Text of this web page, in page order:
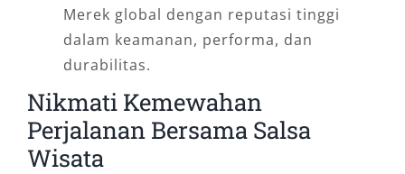
Merek global dengan reputasi tinggi
dalam keamanan, performa, dan
durabilitas.
Nikmati Kemewahan
Perjalanan Bersama Salsa
Wisata